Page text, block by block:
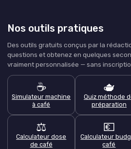
Nos outils pratiques
Des outils gratuits conçus par la
questions et obtenez en quelques
vraiment personnalisée — sans
☕
Simulateur machine
à café
🫖
Quiz méthode
préparation
⚖️
Calculateur dose
de café
💶
Calculateur
café